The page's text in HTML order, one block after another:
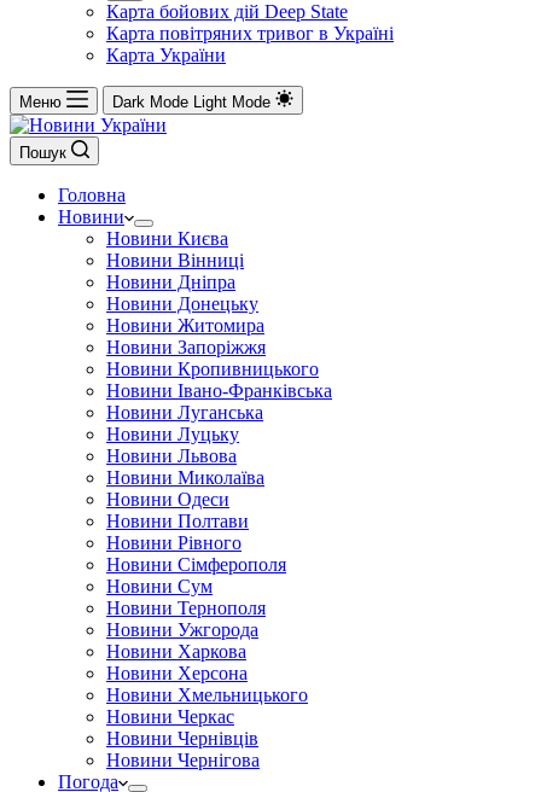
Карта бойових дій Deep State
Карта повітряних тривог в Україні
Карта України
Меню Dark Mode Light Mode
Пошук
Головна
Новини
Новини Києва
Новини Вінниці
Новини Дніпра
Новини Донецьку
Новини Житомира
Новини Запоріжжя
Новини Кропивницького
Новини Івано-Франківська
Новини Луганська
Новини Луцьку
Новини Львова
Новини Миколаїва
Новини Одеси
Новини Полтави
Новини Рівного
Новини Сімферополя
Новини Сум
Новини Тернополя
Новини Ужгорода
Новини Харкова
Новини Херсона
Новини Хмельницького
Новини Черкас
Новини Чернівців
Новини Чернігова
Погода